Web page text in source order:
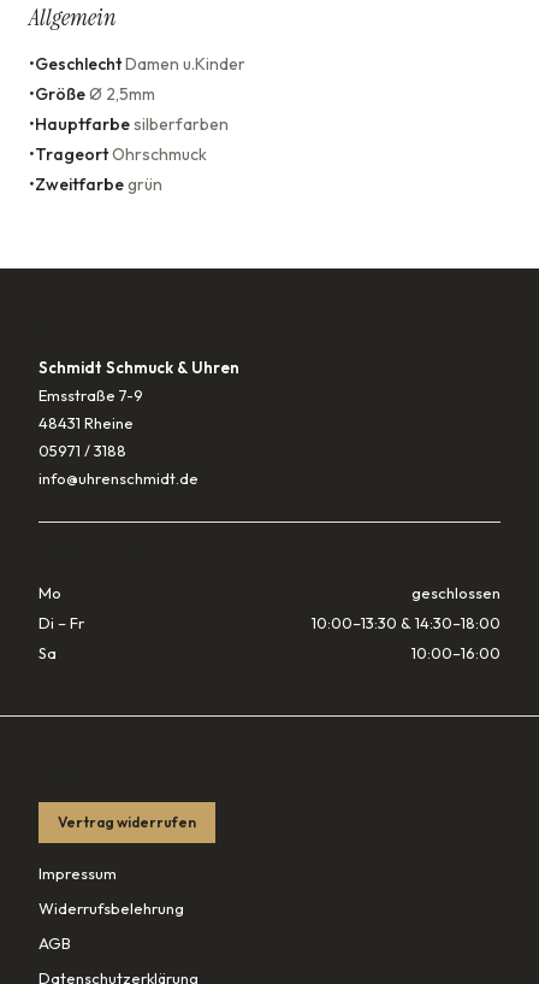
Allgemein
•GeschlechtDamen u.Kinder
•GrößeØ 2,5mm
•Hauptfarbesilberfarben
•TrageortOhrschmuck
•Zweitfarbegrün
Schmidt Schmuck & Uhren
Emsstraße 7-9
48431 Rheine
05971 / 3188
info@uhrenschmidt.de
Mo
geschlossen
Di – Fr
10:00–13:30 & 14:30–18:00
Sa
10:00–16:00
Vertrag widerrufen
Impressum
Widerrufsbelehrung
AGB
Datenschutzerklärung